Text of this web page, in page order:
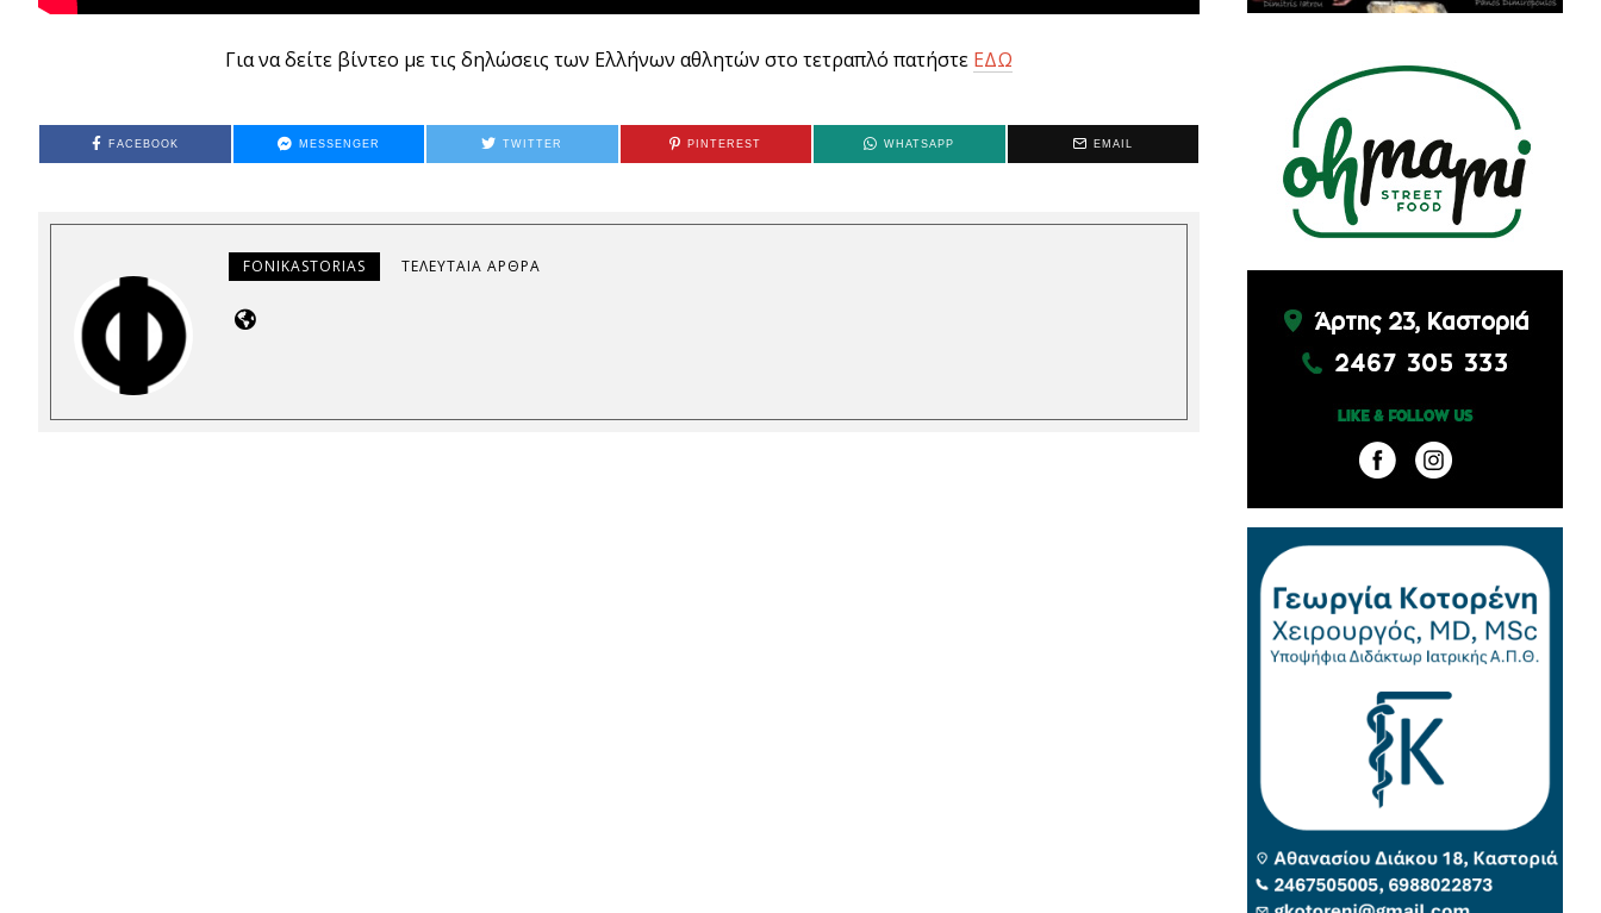
Για να δείτε βίντεο με τις δηλώσεις των Ελλήνων αθλητών στο τετραπλό πατήστε ΕΔΩ
FACEBOOK MESSENGER TWITTER PINTEREST WHATSAPP EMAIL
FONIKASTORIAS ΤΕΛΕΥΤΑΊΑ ΆΡΘΡΑ